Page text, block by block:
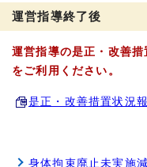
運営指導終了後
運営指導の是正・改善
をご利用ください。
是正・改善措置状況
身体拘束廃止未実施